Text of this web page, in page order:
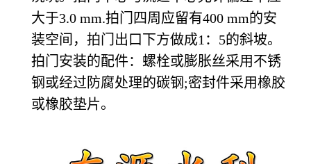
大于3.0 mm.拍门四周应留有400 mm的安
装空间，拍门出口下方做成1：5的斜坡。
拍门安装的配件：螺栓或膨胀丝采用不锈
钢或经过防腐处理的碳钢;密封件采用橡胶
或橡胶垫片。